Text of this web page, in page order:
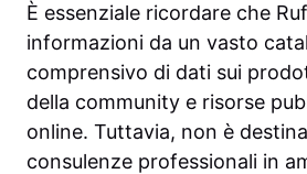
È essenziale ricordare che
informazioni da un vasto
comprensivo di dati sui
della community e risorse
online. Tuttavia, non è
consulenze professionali in